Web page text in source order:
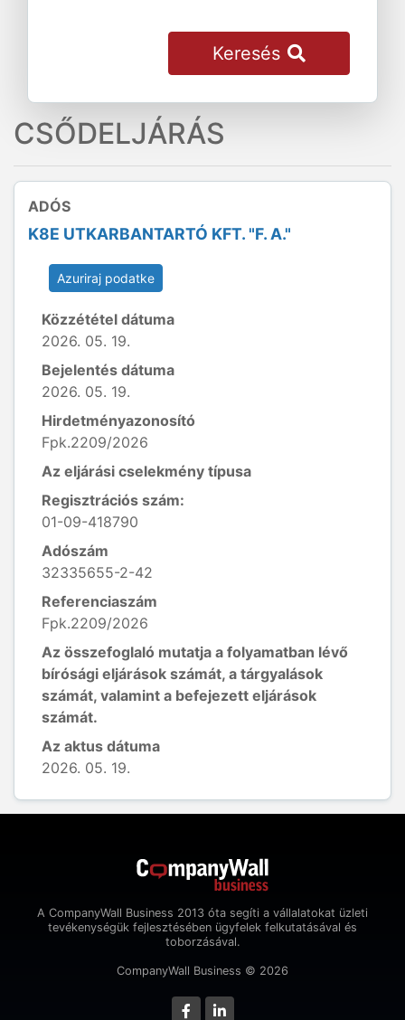
Keresés
CSŐDELJÁRÁS
ADÓS
K8E UTKARBANTARTÓ KFT. "F. A."
Azuriraj podatke
Közzététel dátuma
2026. 05. 19.
Bejelentés dátuma
2026. 05. 19.
Hirdetményazonosító
Fpk.2209/2026
Az eljárási cselekmény típusa
Regisztrációs szám:
01-09-418790
Adószám
32335655-2-42
Referenciaszám
Fpk.2209/2026
Az összefoglaló mutatja a folyamatban lévő
bírósági eljárások számát, a tárgyalások
számát, valamint a befejezett eljárások
számát.
Az aktus dátuma
2026. 05. 19.
A CompanyWall Business 2013 óta segíti a vállalatokat üzleti
tevékenységük fejlesztésében ügyfelek felkutatásával és
toborzásával.
CompanyWall Business © 2026